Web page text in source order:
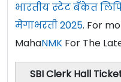
भारतीय स्टेट बँकेत
मेगाभरती 2025. For
MahaNMK For The
SBI Clerk Hall